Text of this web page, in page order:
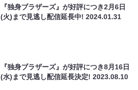
『独身ブラザーズ』が好評につき2月6日
(火)まで見逃し配信延長中!2024.01.31
『独身ブラザーズ』が好評につき8月16日
(水)まで見逃し配信延長決定!2023.08.10